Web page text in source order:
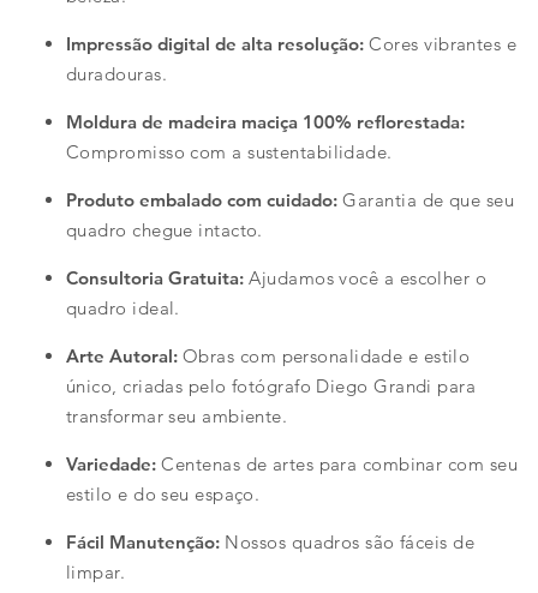
Impressão digital de alta resolução: Cores vibrantes e
duradouras.
Moldura de madeira maciça 100% reflorestada:
Compromisso com a sustentabilidade.
Produto embalado com cuidado: Garantia de que seu
quadro chegue intacto.
Consultoria Gratuita: Ajudamos você a escolher o
quadro ideal.
Arte Autoral: Obras com personalidade e estilo
único, criadas pelo fotógrafo Diego Grandi para
transformar seu ambiente.
Variedade: Centenas de artes para combinar com seu
estilo e do seu espaço.
Fácil Manutenção: Nossos quadros são fáceis de
limpar.